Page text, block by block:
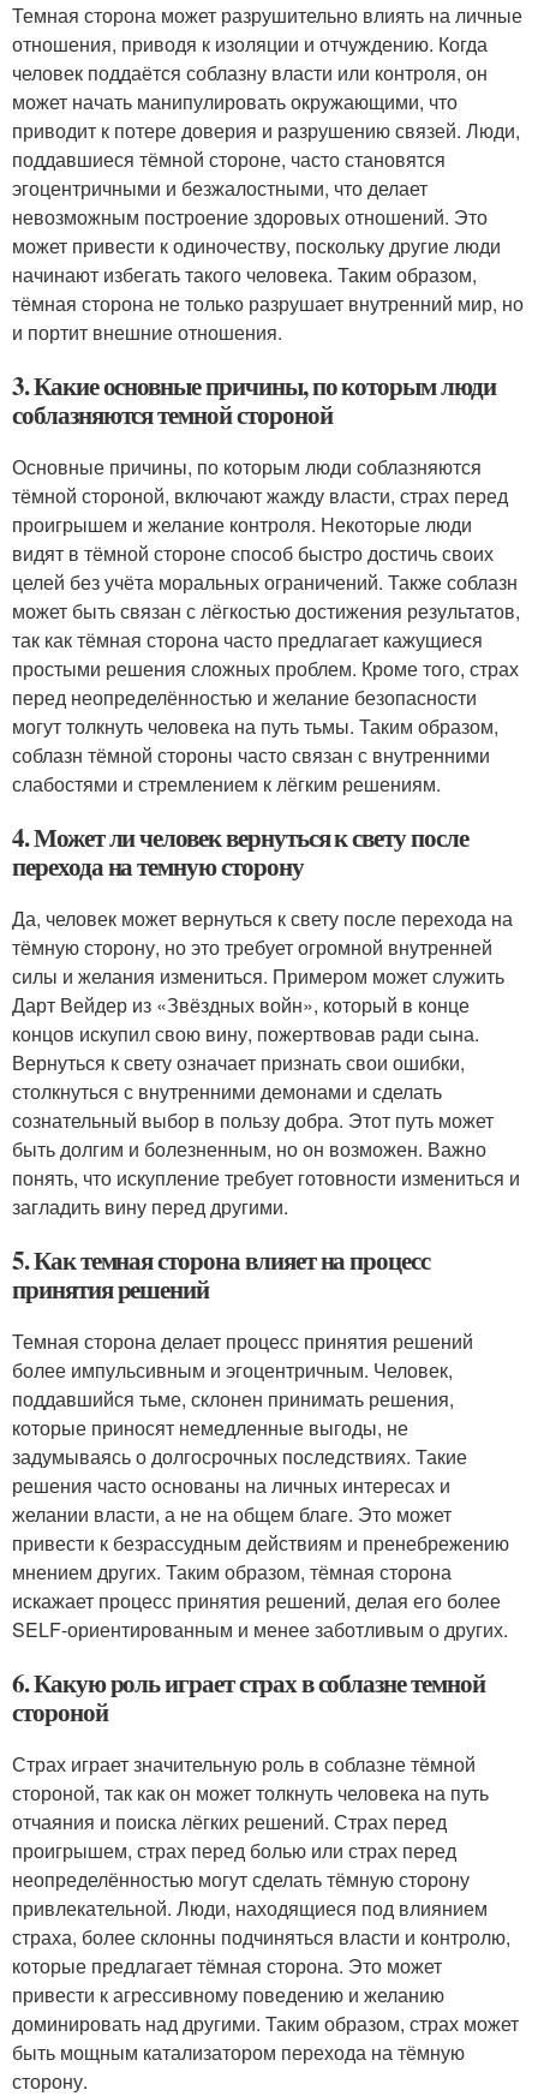
Темная сторона может разрушительно влиять на личные
отношения, приводя к изоляции и отчуждению. Когда
человек поддаётся соблазну власти или контроля, он
может начать манипулировать окружающими, что
приводит к потере доверия и разрушению связей. Люди,
поддавшиеся тёмной стороне, часто становятся
эгоцентричными и безжалостными, что делает
невозможным построение здоровых отношений. Это
может привести к одиночеству, поскольку другие люди
начинают избегать такого человека. Таким образом,
тёмная сторона не только разрушает внутренний мир, но
и портит внешние отношения.
3. Какие основные причины, по которым люди
соблазняются темной стороной
Основные причины, по которым люди соблазняются
тёмной стороной, включают жажду власти, страх перед
проигрышем и желание контроля. Некоторые люди
видят в тёмной стороне способ быстро достичь своих
целей без учёта моральных ограничений. Также соблазн
может быть связан с лёгкостью достижения результатов,
так как тёмная сторона часто предлагает кажущиеся
простыми решения сложных проблем. Кроме того, страх
перед неопределённостью и желание безопасности
могут толкнуть человека на путь тьмы. Таким образом,
соблазн тёмной стороны часто связан с внутренними
слабостями и стремлением к лёгким решениям.
4. Может ли человек вернуться к свету после
перехода на темную сторону
Да, человек может вернуться к свету после перехода на
тёмную сторону, но это требует огромной внутренней
силы и желания измениться. Примером может служить
Дарт Вейдер из «Звёздных войн», который в конце
концов искупил свою вину, пожертвовав ради сына.
Вернуться к свету означает признать свои ошибки,
столкнуться с внутренними демонами и сделать
сознательный выбор в пользу добра. Этот путь может
быть долгим и болезненным, но он возможен. Важно
понять, что искупление требует готовности измениться и
загладить вину перед другими.
5. Как темная сторона влияет на процесс
принятия решений
Темная сторона делает процесс принятия решений
более импульсивным и эгоцентричным. Человек,
поддавшийся тьме, склонен принимать решения,
которые приносят немедленные выгоды, не
задумываясь о долгосрочных последствиях. Такие
решения часто основаны на личных интересах и
желании власти, а не на общем благе. Это может
привести к безрассудным действиям и пренебрежению
мнением других. Таким образом, тёмная сторона
искажает процесс принятия решений, делая его более
SELF-ориентированным и менее заботливым о других.
6. Какую роль играет страх в соблазне темной
стороной
Страх играет значительную роль в соблазне тёмной
стороной, так как он может толкнуть человека на путь
отчаяния и поиска лёгких решений. Страх перед
проигрышем, страх перед болью или страх перед
неопределённостью могут сделать тёмную сторону
привлекательной. Люди, находящиеся под влиянием
страха, более склонны подчиняться власти и контролю,
которые предлагает тёмная сторона. Это может
привести к агрессивному поведению и желанию
доминировать над другими. Таким образом, страх может
быть мощным катализатором перехода на тёмную
сторону.